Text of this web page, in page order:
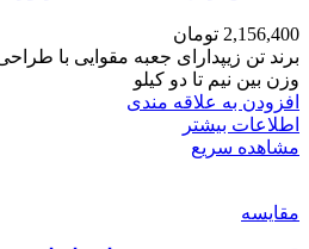
2,156,400 تومان
برند تن زیپدارای جعبه مقوایی با
وزن بین نیم تا دو کیلو
افزودن به علاقه مندی
اطلاعات بیشتر
مشاهده سریع
مقایسه